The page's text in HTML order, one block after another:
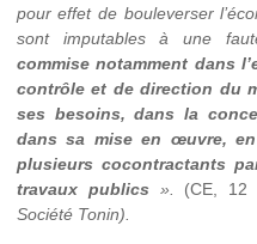
pour effet de bouleverser
sont imputables à une
commise notamment dans
contrôle et de direction du
ses besoins, dans la
dans sa mise en œuvre,
plusieurs cocontractants
travaux publics ». (CE, 12
Société Tonin).